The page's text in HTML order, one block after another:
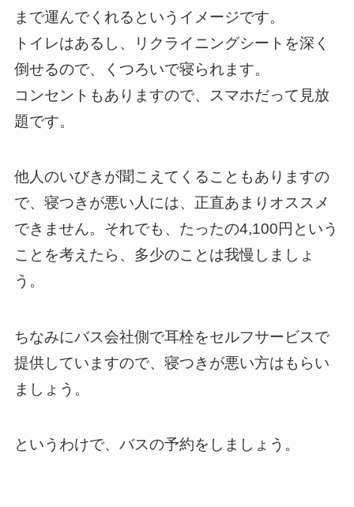
まで運んでくれるというイメージです。
トイレはあるし、リクライニングシートを深く
倒せるので、くつろいで寝られます。
コンセントもありますので、スマホだって見放
題です。
他人のいびきが聞こえてくることもありますの
で、寝つきが悪い人には、正直あまりオススメ
できません。それでも、たったの4,100円という
ことを考えたら、多少のことは我慢しましょ
う。
ちなみにバス会社側で耳栓をセルフサービスで
提供していますので、寝つきが悪い方はもらい
ましょう。
というわけで、バスの予約をしましょう。